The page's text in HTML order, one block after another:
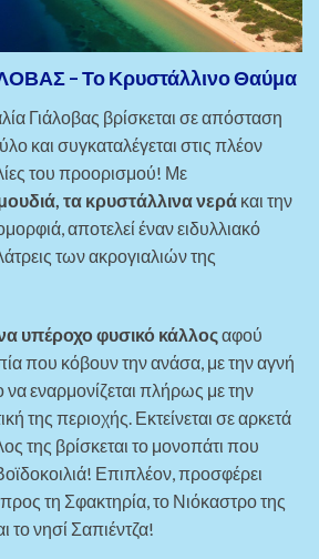
– Το Κρυστάλλινο Θαύμα
Γιάλοβας βρίσκεται σε απόσταση
και συγκαταλέγεται στις πλέον
του προορισμού! Με
τα κρυστάλλινα νερά και την
αποτελεί έναν ειδυλλιακό
των ακρογιαλιών της
υπέροχο φυσικό κάλλοςαφού
που κόβουν την ανάσα, με την αγνή
εναρμονίζεται πλήρως με την
της περιοχής. Εκτείνεται σε αρκετά
της βρίσκεται το μονοπάτι που
Επιπλέον, προσφέρει
τη Σφακτηρία, το Νιόκαστρο της
νησί Σαπιέντζα!